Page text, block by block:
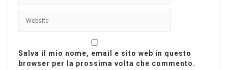
Salva il mio nome, email e sito web in questo
browser per la prossima volta che commento.